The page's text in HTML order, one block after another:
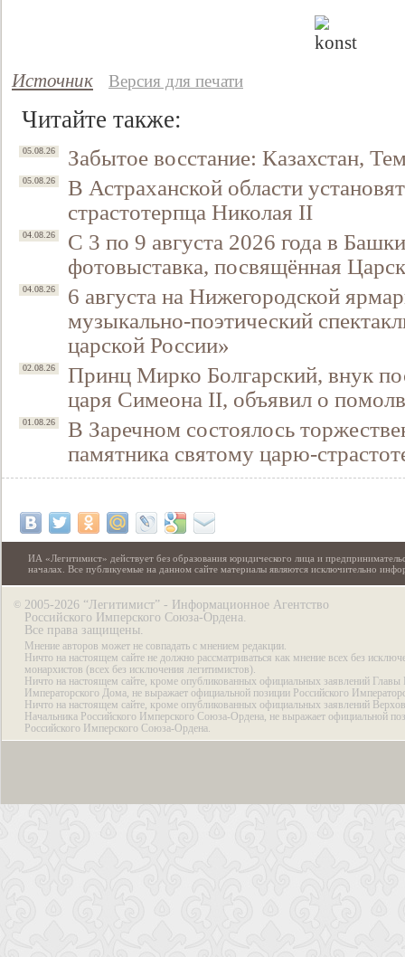
Источник Версия для печати
Читайте также:
05.08.26 Забытое восстание: Казахстан,
05.08.26
В Астраханской области
страстотерпца Николая II
04.08.26
С 3 по 9 августа 2026 года в
фотовыставка, посвящённая
04.08.26
6 августа на Нижегородской
музыкально-поэтический
царской России»
02.08.26
Принц Мирко Болгарский, внук
царя Симеона II, объявил о
01.08.26
В Заречном состоялось
памятника святому царю-
ИА «Легитимист» действует без образования юридического лица и
началах. Все публикуемые на данном сайте материалы являются исключительно
© 2005-2026 “Легитимист” - Информационное Агентство
Российского Имперского Союза-Ордена.
Все права защищены.
Мнение авторов может не совпадать с мнением редакции.
Ничто на настоящем сайте не должно рассматриваться как мнение всех без
монархистов (всех без исключения легитимистов).
Ничто на настоящем сайте, кроме опубликованных официальных заявлений Главы
Императорского Дома, не выражает официальной позиции Российского
Ничто на настоящем сайте, кроме опубликованных официальных заявлений
Начальника Российского Имперского Союза-Ордена, не выражает официальной
Российского Имперского Союза-Ордена.